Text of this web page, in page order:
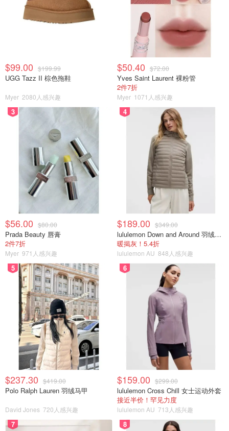
$99.00 $199.99
UGG Tazz II 棕色拖鞋
Myer 2080人感兴趣
$50.40 $72.00
Yves Saint Laurent 裸粉管
2件7折
Myer 1071人感兴趣
3
$56.00 $80.00
Prada Beauty 唇膏
2件7折
Myer 971人感兴趣
4
$189.00 $349.00
lululemon Down and Around 羽绒夹克
暖揭灰！5.4折
lululemon AU 848人感兴趣
5
$237.30 $419.00
Polo Ralph Lauren 羽绒马甲
David Jones 720人感兴趣
6
$159.00 $299.00
lululemon Cross Chill 女士运动外套
接近半价！罕见力度
lululemon AU 713人感兴趣
7 8